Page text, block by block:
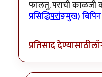
फालतु. पराची काळजी
प्रसिद्धिपरांङमुख) बिपिन
प्रतिसाद देण्यासाठी